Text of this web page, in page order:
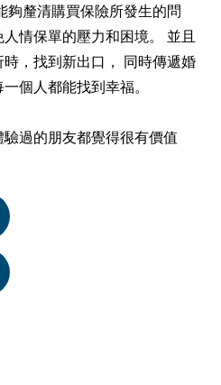
夠釐清購買保險所發生的問
情保單的壓力和困境。 並且
，找到新出口， 同時傳遞婚
個人都能找到幸福。
過的朋友都覺得很有價值